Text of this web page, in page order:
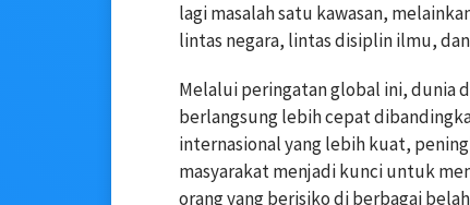
lagi masalah satu kawasan,
lintas negara, lintas disiplin ilmu,
Melalui peringatan global ini, dunia
berlangsung lebih cepat
internasional yang lebih kuat,
masyarakat menjadi kunci untuk
orang yang berisiko di berbagai